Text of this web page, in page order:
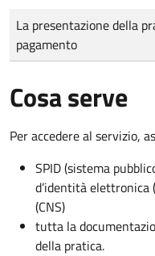
Tipo di pagamento
Importo
La presentazione della
pagamento
Cosa serve
Per accedere al servizio,
SPID (sistema
d’identità elettronica
(CNS)
tutta la
della pratica.